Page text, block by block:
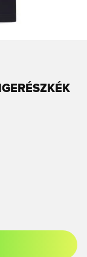
a tagként való